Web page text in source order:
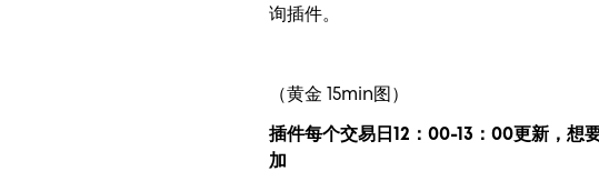
询插件。
（黄金 15min图）
插件每个交易日12：00-13：00更新， 想
加